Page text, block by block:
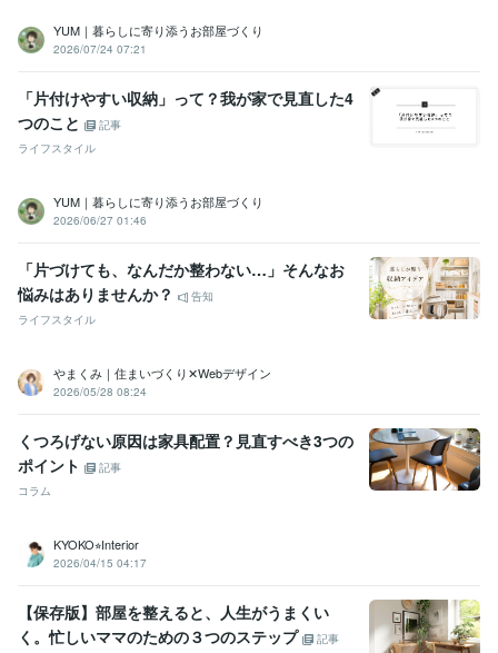
YUM｜暮らしに寄り添うお部屋づくり
2026/07/24 07:21
「片付けやすい収納」って？我が家で見直した4
つのこと
記事
ライフスタイル
YUM｜暮らしに寄り添うお部屋づくり
2026/06/27 01:46
「片づけても、なんだか整わない…」そんなお
悩みはありませんか？
告知
ライフスタイル
やまくみ｜住まいづくり✕Webデザイン
2026/05/28 08:24
くつろげない原因は家具配置？見直すべき3つの
ポイント
記事
コラム
KYOKO⭐︎Interior
2026/04/15 04:17
【保存版】部屋を整えると、人生がうまくい
く。忙しいママのための３つのステップ
記事